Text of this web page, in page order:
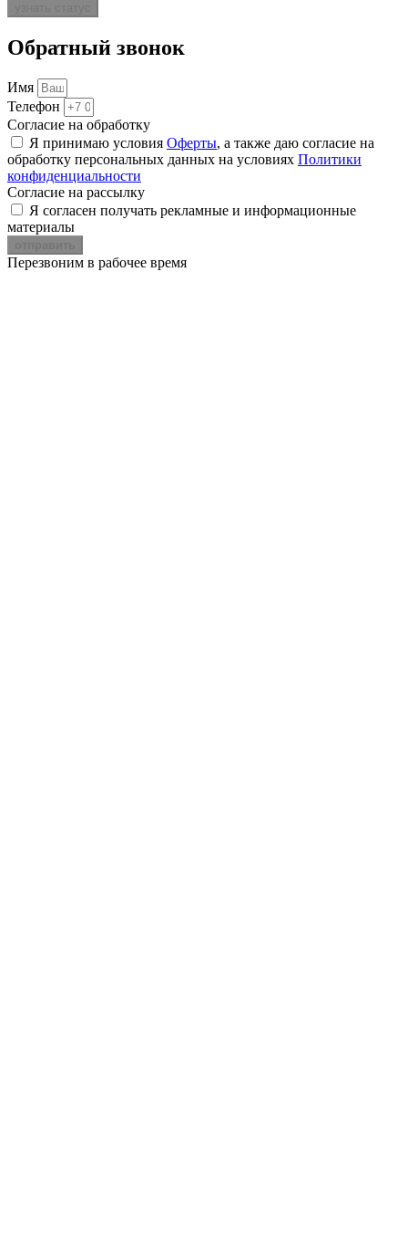
Обратный звонок
Имя
Телефон
Согласие на обработку
Я принимаю условия Оферты, а также даю согласие на
обработку персональных данных на условиях Политики
конфиденциальности
Согласие на рассылку
Я согласен получать рекламные и информационные
материалы
Перезвоним в рабочее время